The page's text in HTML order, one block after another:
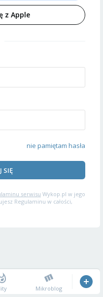
z Apple
nie pamiętam hasła
SIĘ
serwisu Wykop.pl w jego
Regulaminu w całości,
Mikroblog